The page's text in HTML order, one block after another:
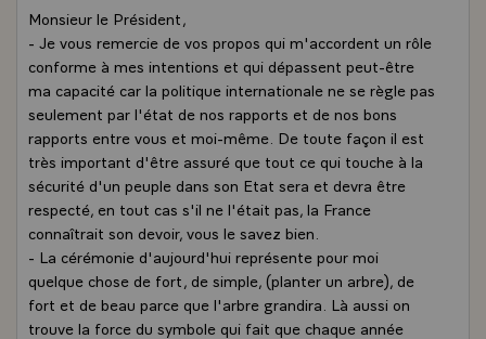
Monsieur le Président,
- Je vous remercie de vos propos qui m'accordent un rôle
conforme à mes intentions et qui dépassent peut-être
ma capacité car la politique internationale ne se règle pas
seulement par l'état de nos rapports et de nos bons
rapports entre vous et moi-même. De toute façon il est
très important d'être assuré que tout ce qui touche à la
sécurité d'un peuple dans son Etat sera et devra être
respecté, en tout cas s'il ne l'était pas, la France
connaîtrait son devoir, vous le savez bien.
- La cérémonie d'aujourd'hui représente pour moi
quelque chose de fort, de simple, (planter un arbre), de
fort et de beau parce que l'arbre grandira. Là aussi on
trouve la force du symbole qui fait que chaque année